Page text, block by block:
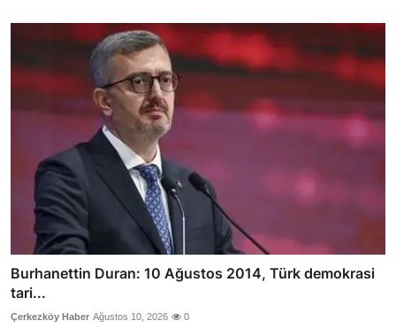
Burhanettin Duran: 10 Ağustos 2014, Türk demokrasi
tari...
Çerkezköy Haber Ağustos 10, 2026 0